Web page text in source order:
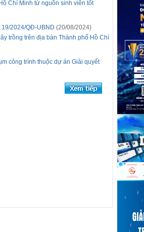
Chí Minh từ nguồn sinh viên tốt
19/2024/QĐ-UBND (20/08/2024)
trồng trên địa bàn Thành phố Hồ Chí
công trình thuộc dự án Giải quyết
tháng